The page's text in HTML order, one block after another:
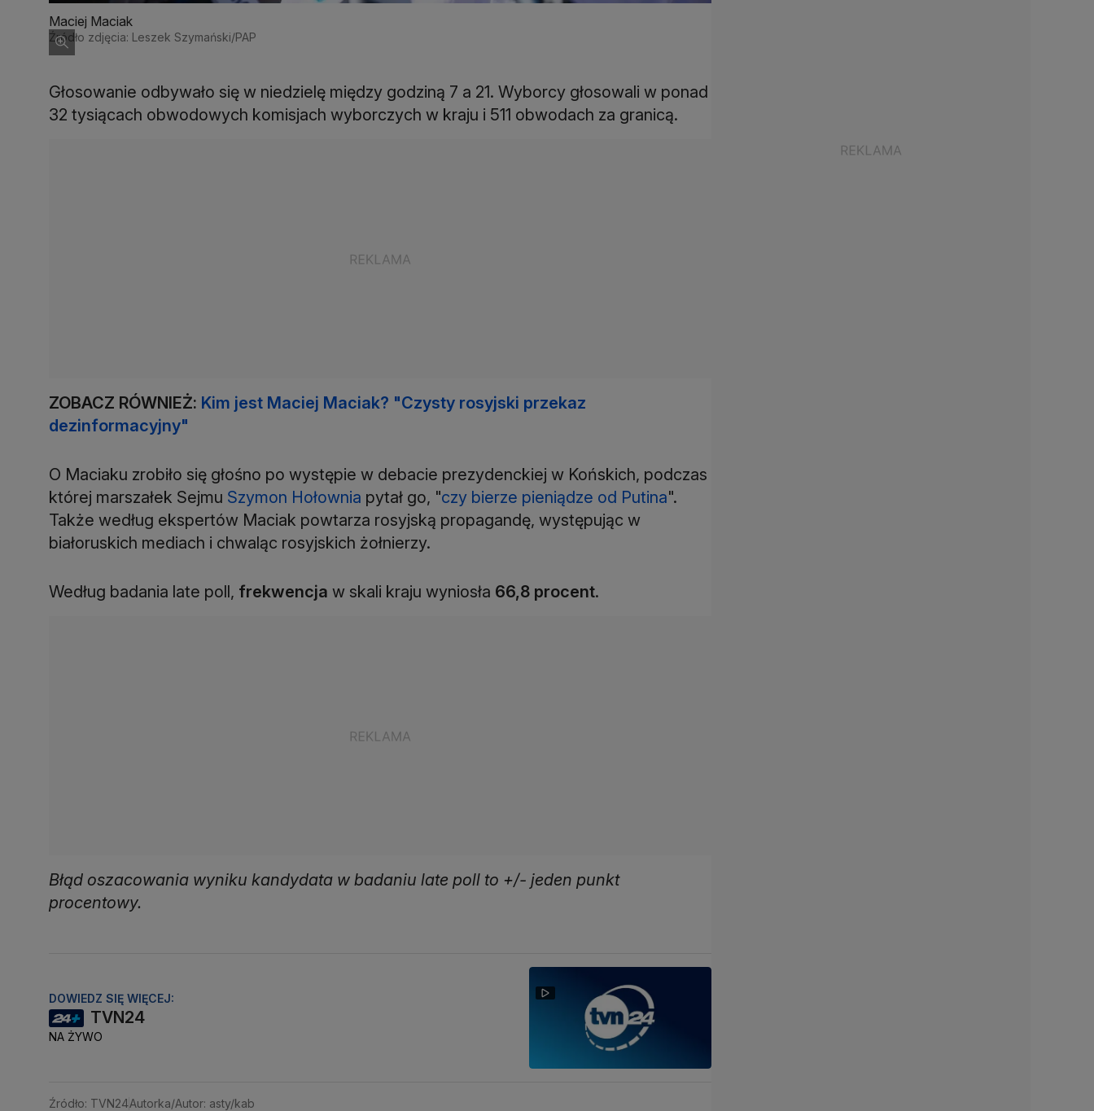
Maciej Maciak
Źródło zdjęcia: Leszek Szymański/PAP
Głosowanie odbywało się w niedzielę między godziną 7 a 21. Wyborcy głosowali w ponad
32 tysiącach obwodowych komisjach wyborczych w kraju i 511 obwodach za granicą.
ZOBACZ RÓWNIEŻ: Kim jest Maciej Maciak? "Czysty rosyjski przekaz
dezinformacyjny"
O Maciaku zrobiło się głośno po występie w debacie prezydenckiej w Końskich, podczas
której marszałek Sejmu Szymon Hołownia pytał go, "czy bierze pieniądze od Putina".
Także według ekspertów Maciak powtarza rosyjską propagandę, występując w
białoruskich mediach i chwaląc rosyjskich żołnierzy.
Według badania late poll, frekwencja w skali kraju wyniosła 66,8 procent.
Błąd oszacowania wyniku kandydata w badaniu late poll to +/- jeden punkt
procentowy.
DOWIEDZ SIĘ WIĘCEJ:
TVN24
NA ŻYWO
Źródło: TVN24Autorka/Autor: asty/kab